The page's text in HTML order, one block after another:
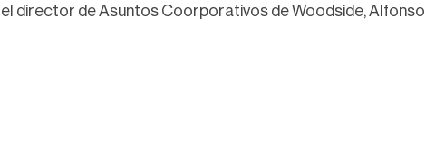
director de Asuntos Coorporativos de Woodside, Alfonso